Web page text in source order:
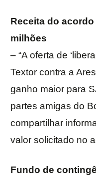
Receita do
milhões
– “A oferta de
Textor contra a
ganho maior para
partes amigas do
compartilhar
valor solicitado no
Fundo de